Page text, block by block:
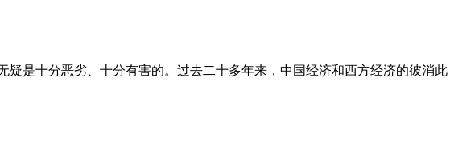
是十分恶劣、十分有害的。过去二十多年来，中国经济和西方经济的彼消此